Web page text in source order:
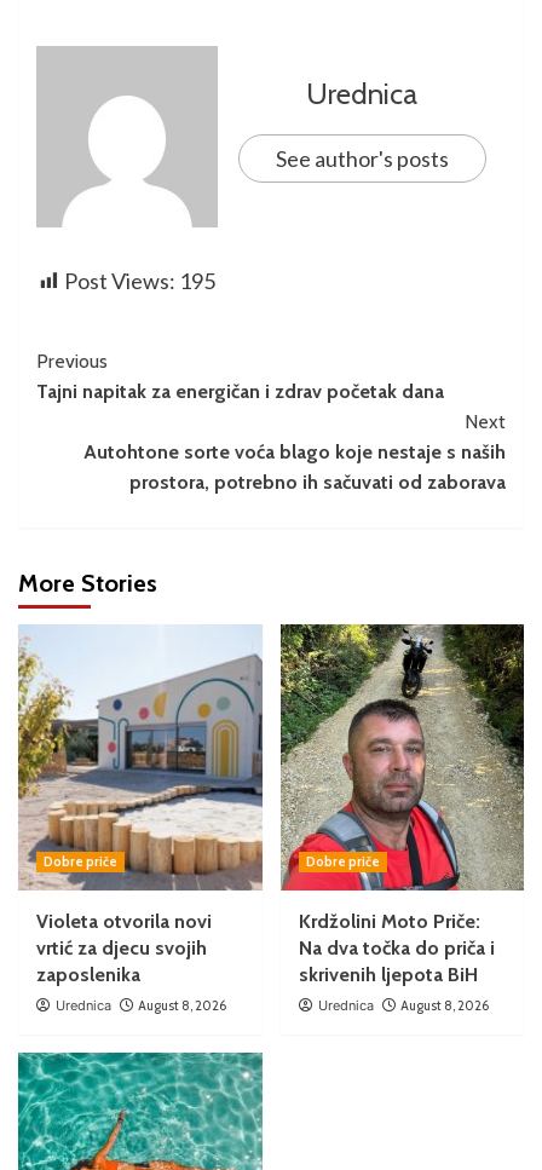
Urednica
See author's posts
Post Views: 195
Previous
Tajni napitak za energičan i zdrav početak dana
Next
Autohtone sorte voća blago koje nestaje s naših
prostora, potrebno ih sačuvati od zaborava
More Stories
Dobre priče
Violeta otvorila novi
vrtić za djecu svojih
zaposlenika
Urednica August 8, 2026
Dobre priče
Krdžolini Moto Priče:
Na dva točka do priča i
skrivenih ljepota BiH
Urednica August 8, 2026